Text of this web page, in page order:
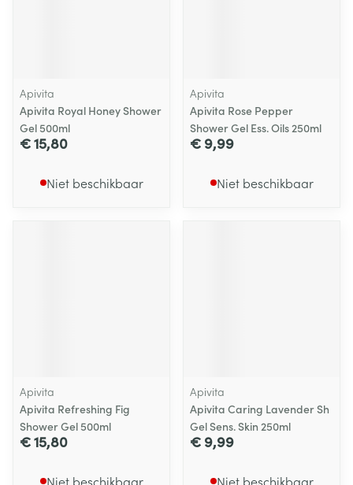
Apivita
Apivita Royal Honey Shower
Gel 500ml
€ 15,80
Niet beschikbaar
Apivita
Apivita Rose Pepper
Shower Gel Ess. Oils 250ml
€ 9,99
Niet beschikbaar
Apivita
Apivita Refreshing Fig
Shower Gel 500ml
€ 15,80
Niet beschikbaar
Apivita
Apivita Caring Lavender Sh
Gel Sens. Skin 250ml
€ 9,99
Niet beschikbaar